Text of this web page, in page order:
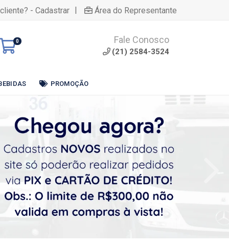
- Cadastrar | Área do Representante
0 Fale Conosco
(21) 2584-3524
PROMOÇÃO